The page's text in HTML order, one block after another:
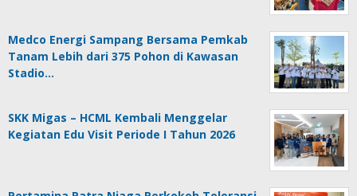
Medco Energi Sampang Bersama Pemkab
Tanam Lebih dari 375 Pohon di Kawasan
Stadio…
SKK Migas – HCML Kembali Menggelar
Kegiatan Edu Visit Periode I Tahun 2026